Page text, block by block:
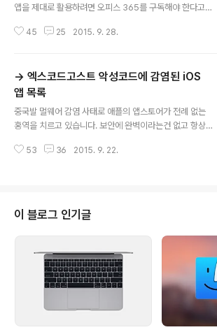
앱을 제대로 활용하려면 오피스 365를 구독해야 한다고
모바일 기기'에 부합하지 않는다는 것이 그 이유라고 합니
마이크로소프트는 화면 크기가 10.1인치 이하인 기기만
'진정한 모바일 기기(true mobile device)'로 정의하고
있으며 이러한 기기에서만 오피스의 핵심 편집 기능을 쓸
수 있도록 허용해 왔다. 그들에게 화면 크기가 10.1인치 경
카테고리일 뿐이며 그 결과 오피스 365 구독을 요구한다."
45 25 2015. 9. 28.
→ 엑스코드고스트 악성코드에 감염된 iOS
앱 목록
중국발 멀웨어 감염 사태로 애플의 앱스토어가 전례 없는
홍역을 치르고 있습니다. 보안에 완벽이라는건 없고 항상
로 여겨지던 앱스토어가 뚫렸다는 점에서 사용자들에게 충
태가 일단락되고 있는듯 한데요. 여전히 기기에 설치된 앱
은 사용자가 직접 삭제해야 피해를 예방할 수 있다고 합니
다. 악성코드를 처음 발견한 팔토네트웍스가 감염 앱 명단
을 공개해 이를 옮겨와 봤습니다. 해당하는 앱이 있는지 확
인하신 후 꼭 삭제하시기 바랍니다. 참고로 목록에 이름을
올린 '앵그리 버드 2'는 중국 시장용으로, 중..
53 36 2015. 9. 22.
이 블로그 인기글